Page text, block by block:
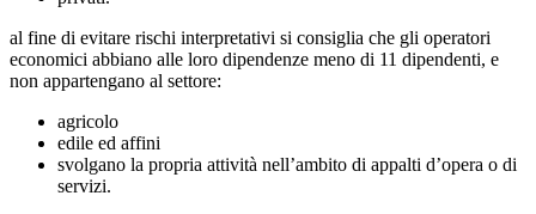
al fine di evitare rischi interpretativi si consiglia che gli operatori
economici abbiano alle loro dipendenze meno di 11 dipendenti, e
non appartengano al settore:
agricolo
edile ed affini
svolgano la propria attività nell’ambito di appalti d’opera o di
servizi.